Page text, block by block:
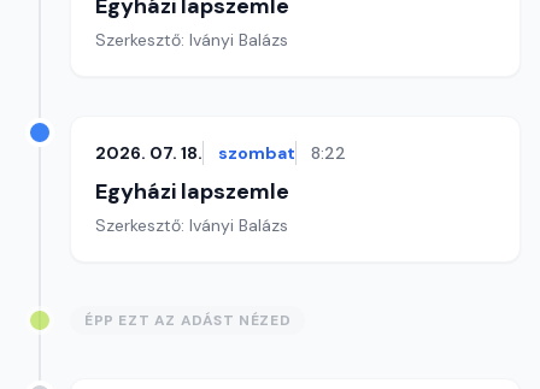
Egyházi lapszemle
Szerkesztő: Iványi Balázs
2026. 07. 18. szombat 8:22
Egyházi lapszemle
Szerkesztő: Iványi Balázs
ÉPP EZT AZ ADÁST NÉZED